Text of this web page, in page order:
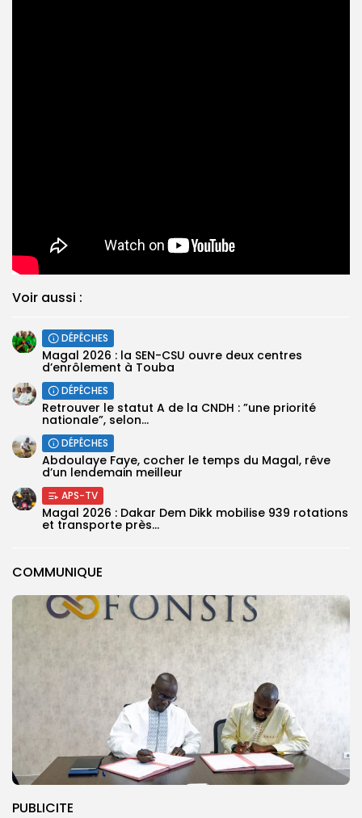
COMMUNIQUE
PUBLICITE
Voir aussi :
DÉPÊCHES
Magal 2026 : la SEN-CSU ouvre deux centres
d’enrôlement à Touba
DÉPÊCHES
Retrouver le statut A de la CNDH : ”une priorité
nationale”, selon...
DÉPÊCHES
Abdoulaye Faye, cocher le temps du Magal, rêve
d’un lendemain meilleur
APS-TV
Magal 2026 : Dakar Dem Dikk mobilise 939 rotations
et transporte près...